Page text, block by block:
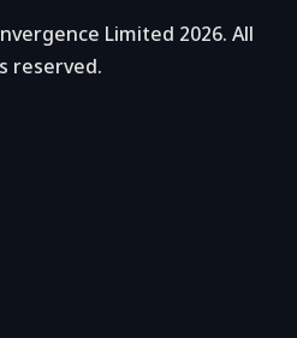
Limited 2026. All
reserved.